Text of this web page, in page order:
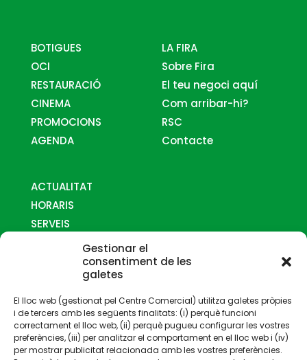
Gestionar el
consentiment de les
galetes
El lloc web (gestionat pel Centre Comercial) utilitza galetes pròpies
i de tercers amb les següents finalitats: (i) perquè funcioni
correctament el lloc web, (ii) perquè pugueu configurar les vostres
preferències, (iii) per analitzar el comportament en el lloc web i (iv)
per mostrar publicitat relacionada amb les vostres preferències.
BOTIGUES
OCI
RESTAURACIÓ
CINEMA
PROMOCIONS
AGENDA
LA FIRA
Sobre Fira
El teu negoci aquí
Com arribar-hi?
RSC
Contacte
ACTUALITAT
HORARIS
SERVEIS
COM ARRIBAR-HI
CONTACTE